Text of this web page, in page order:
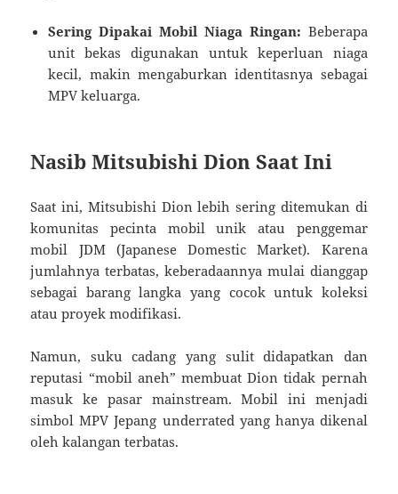
Sering Dipakai Mobil Niaga Ringan: Beberapa
unit bekas digunakan untuk keperluan niaga
kecil, makin mengaburkan identitasnya sebagai
MPV keluarga.
Nasib Mitsubishi Dion Saat Ini
Saat ini, Mitsubishi Dion lebih sering ditemukan di
komunitas pecinta mobil unik atau penggemar
mobil JDM (Japanese Domestic Market). Karena
jumlahnya terbatas, keberadaannya mulai dianggap
sebagai barang langka yang cocok untuk koleksi
atau proyek modifikasi.
Namun, suku cadang yang sulit didapatkan dan
reputasi “mobil aneh” membuat Dion tidak pernah
masuk ke pasar mainstream. Mobil ini menjadi
simbol MPV Jepang underrated yang hanya dikenal
oleh kalangan terbatas.